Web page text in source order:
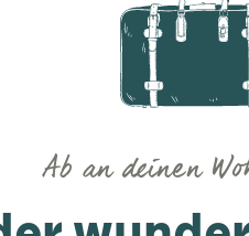
Ab an deinen